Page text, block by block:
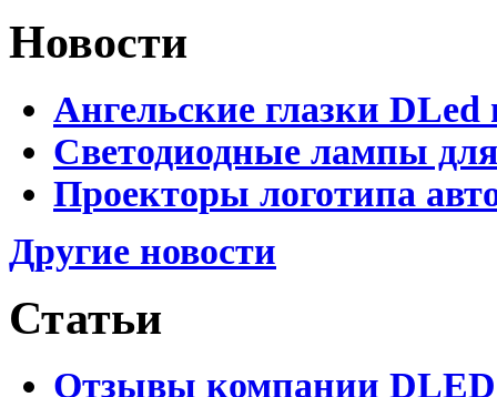
Новости
Ангельские глазки DLed
Светодиодные лампы
Проекторы логотипа
Другие новости
Статьи
Отзывы компании DLED